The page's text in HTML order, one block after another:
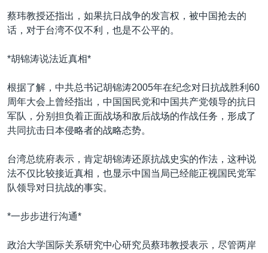
蔡玮教授还指出，如果抗日战争的发言权，被中国抢去的
话，对于台湾不仅不利，也是不公平的。
*胡锦涛说法近真相*
根据了解，中共总书记胡锦涛2005年在纪念对日抗战胜利60
周年大会上曾经指出，中国国民党和中国共产党领导的抗日
军队，分别担负着正面战场和敌后战场的作战任务，形成了
共同抗击日本侵略者的战略态势。
台湾总统府表示，肯定胡锦涛还原抗战史实的作法，这种说
法不仅比较接近真相，也显示中国当局已经能正视国民党军
队领导对日抗战的事实。
*一步步进行沟通*
政治大学国际关系研究中心研究员蔡玮教授表示，尽管两岸